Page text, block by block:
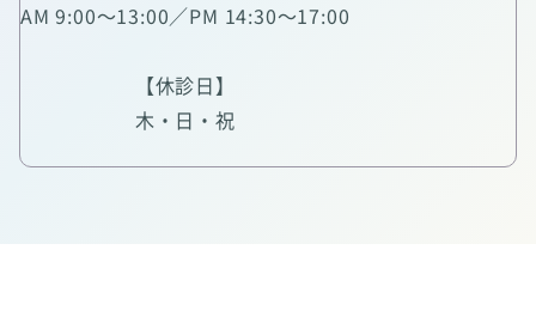
AM 9:00～13:00／PM 14:30～17:00
【休診日】
木・日・祝